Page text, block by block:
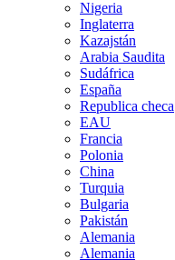
Nigeria
Inglaterra
Kazajstán
Arabia Saudita
Sudáfrica
España
Republica checa
EAU
Francia
Polonia
China
Turquia
Bulgaria
Pakistán
Alemania
Alemania